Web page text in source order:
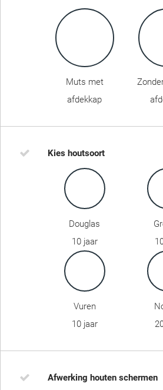
Muts met
afdekkap
Kies houtsoort
Douglas
10 jaar
Vuren
10 jaar
Afwerking houten schermen